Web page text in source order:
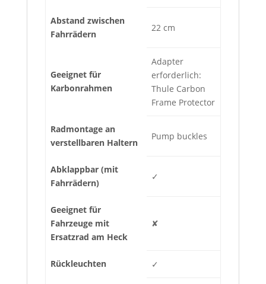
Abstand zwischen
Fahrrädern
22 cm
Geeignet für
Karbonrahmen
Adapter
erforderlich:
Thule Carbon
Frame Protector
Radmontage an
verstellbaren Haltern
Pump buckles
Abklappbar (mit
Fahrrädern)
✓
Geeignet für
Fahrzeuge mit
Ersatzrad am Heck
✘
Rückleuchten ✓